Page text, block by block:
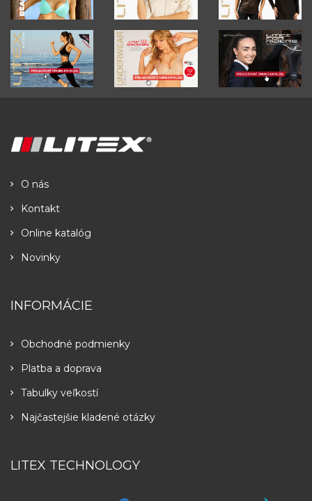
O nás
Kontakt
Online katalóg
Novinky
INFORMÁCIE
Obchodné podmienky
Platba a doprava
Tabulky veľkostí
Najčastejšie kladené otázky
LITEX TECHNOLOGY